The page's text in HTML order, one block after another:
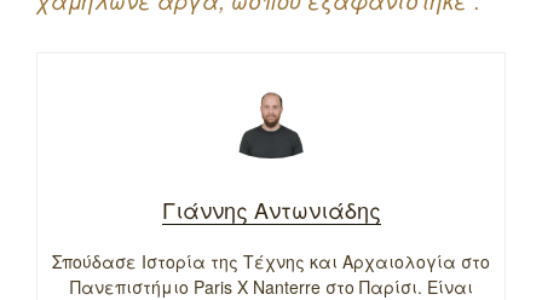
Γιάννης Αντωνιάδης
Σπούδασε Ιστορία της Τέχνης και Αρχαιολογία στο
Πανεπιστήμιο Paris X Nanterre στο Παρίσι. Είναι